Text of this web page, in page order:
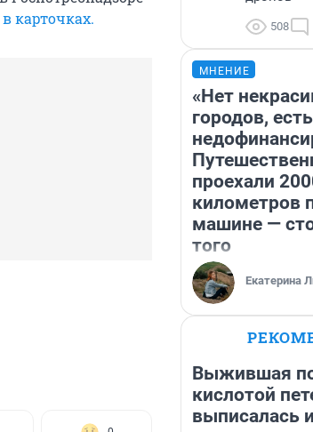
карточках. 508
МНЕНИЕ
«Нет
городов, есть
проехали
километров
машине —
того
Екатерина
Выжившая
кислотой
выписалась